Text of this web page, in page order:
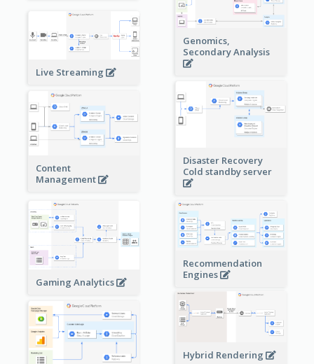
Genomics,
Secondary Analysis
Live Streaming
Disaster Recovery
Cold standby server
Content
Management
Gaming Analytics
Recommendation
Engines
Hybrid Rendering